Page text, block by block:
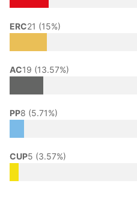
ERC21 (15%)
AC19 (13.57%)
PP8 (5.71%)
CUP5 (3.57%)